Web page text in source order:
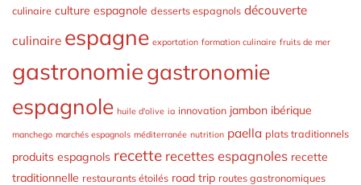
culinaire culture espagnole desserts espagnols découverte
culinaire espagne exportation formation culinaire fruits de mer
gastronomiegastronomie
espagnole huile d'olive ia innovation jambon ibérique
manchego marchés espagnols méditerranée nutrition paella plats traditionnels
produits espagnols recette recettes espagnoles recette
traditionnelle restaurants étoilés road trip routes gastronomiques